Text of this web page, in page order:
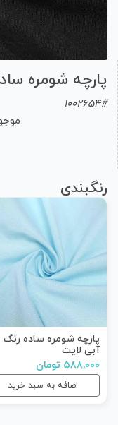
پارچه شومره
1002654#
رنگبندی
پارچه شومره ساده رنگ
آبی لایت
۵۸۸,۰۰۰ تومان
اضافه به سبد خرید